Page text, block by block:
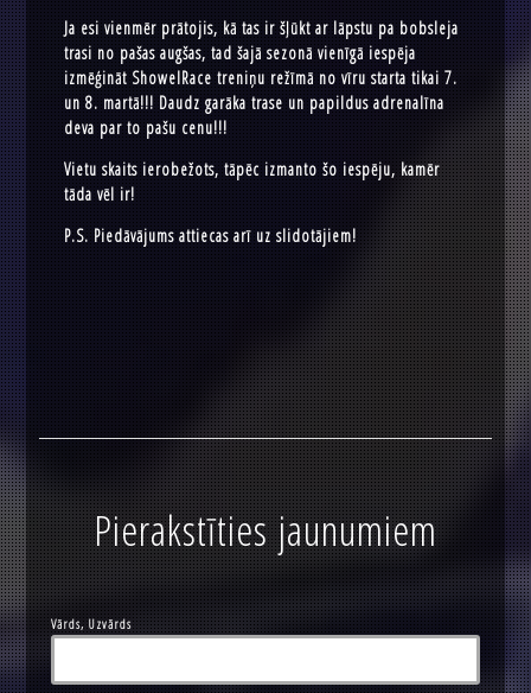
Ja esi vienmēr prātojis, kā tas ir šļūkt ar lāpstu pa bobsleja
trasi no pašas augšas, tad šajā sezonā vienīgā iespēja
izmēģināt ShowelRace treniņu režīmā no vīru starta tikai 7.
un 8. martā!!! Daudz garāka trase un papildus adrenalīna
deva par to pašu cenu!!!
Vietu skaits ierobežots, tāpēc izmanto šo iespēju, kamēr
tāda vēl ir!
P.S. Piedāvājums attiecas arī uz slidotājiem!
Pierakstīties jaunumiem
Vārds, Uzvārds